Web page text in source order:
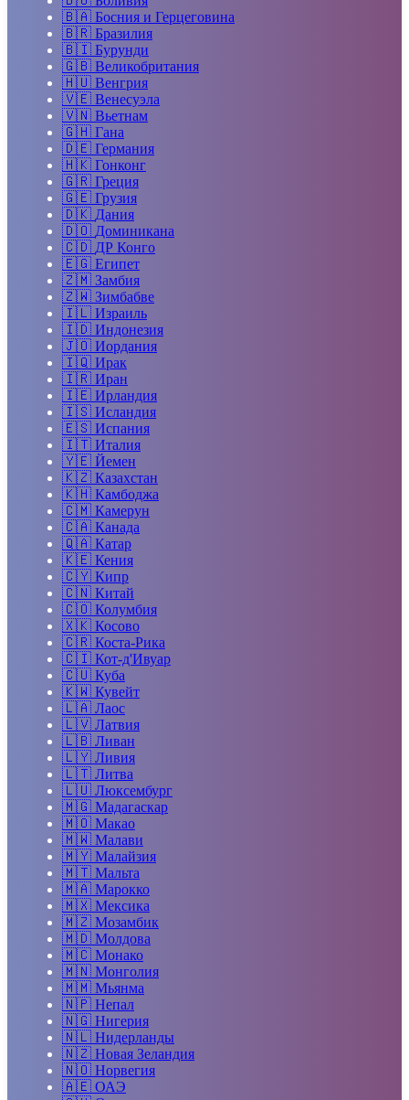
🇧🇦 Босния и Герцеговина
🇧🇷 Бразилия
🇧🇮 Бурунди
🇬🇧 Великобритания
🇭🇺 Венгрия
🇻🇪 Венесуэла
🇻🇳 Вьетнам
🇬🇭 Гана
🇩🇪 Германия
🇭🇰 Гонконг
🇬🇷 Греция
🇬🇪 Грузия
🇩🇰 Дания
🇩🇴 Доминикана
🇨🇩 ДР Конго
🇪🇬 Египет
🇿🇲 Замбия
🇿🇼 Зимбабве
🇮🇱 Израиль
🇮🇩 Индонезия
🇯🇴 Иордания
🇮🇶 Ирак
🇮🇷 Иран
🇮🇪 Ирландия
🇮🇸 Исландия
🇪🇸 Испания
🇮🇹 Италия
🇾🇪 Йемен
🇰🇿 Казахстан
🇰🇭 Камбоджа
🇨🇲 Камерун
🇨🇦 Канада
🇶🇦 Катар
🇰🇪 Кения
🇨🇾 Кипр
🇨🇳 Китай
🇨🇴 Колумбия
🇽🇰 Косово
🇨🇷 Коста-Рика
🇨🇮 Кот-д'Ивуар
🇨🇺 Куба
🇰🇼 Кувейт
🇱🇦 Лаос
🇱🇻 Латвия
🇱🇧 Ливан
🇱🇾 Ливия
🇱🇹 Литва
🇱🇺 Люксембург
🇲🇬 Мадагаскар
🇲🇴 Макао
🇲🇼 Малави
🇲🇾 Малайзия
🇲🇹 Мальта
🇲🇦 Марокко
🇲🇽 Мексика
🇲🇿 Мозамбик
🇲🇩 Молдова
🇲🇨 Монако
🇲🇳 Монголия
🇲🇲 Мьянма
🇳🇵 Непал
🇳🇬 Нигерия
🇳🇱 Нидерланды
🇳🇿 Новая Зеландия
🇳🇴 Норвегия
🇦🇪 ОАЭ